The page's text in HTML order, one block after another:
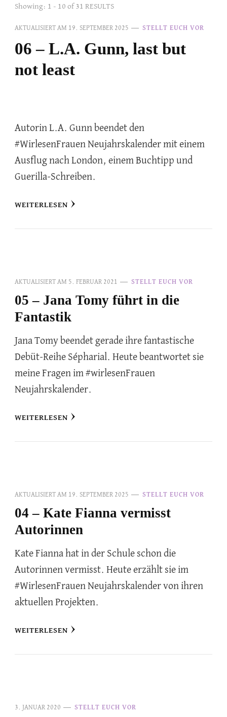
Showing: 1 - 10 of 31 RESULTS
AKTUALISIERT AM 19. SEPTEMBER 2025 STELLT EUCH VOR
06 – L.A. Gunn, last but
not least
Autorin L.A. Gunn beendet den
#WirlesenFrauen Neujahrskalender mit einem
Ausflug nach London, einem Buchtipp und
Guerilla-Schreiben.
WEITERLESEN
AKTUALISIERT AM 5. FEBRUAR 2021 STELLT EUCH VOR
05 – Jana Tomy führt in die
Fantastik
Jana Tomy beendet gerade ihre fantastische
Debüt-Reihe Sépharial. Heute beantwortet sie
meine Fragen im #wirlesenFrauen
Neujahrskalender.
WEITERLESEN
AKTUALISIERT AM 19. SEPTEMBER 2025 STELLT EUCH VOR
04 – Kate Fianna vermisst
Autorinnen
Kate Fianna hat in der Schule schon die
Autorinnen vermisst. Heute erzählt sie im
#WirlesenFrauen Neujahrskalender von ihren
aktuellen Projekten.
WEITERLESEN
3. JANUAR 2020 STELLT EUCH VOR